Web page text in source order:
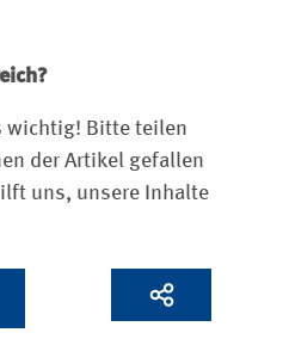
wichtig! Bitte teilen
der Artikel gefallen
uns, unsere Inhalte